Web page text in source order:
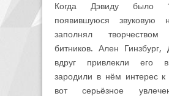
Когда Дэвиду было
появившуюся звуковую
заполнял творчеством
битников. Ален Гинзбург,
вдруг привлекли его
зародили в нём интерес
вот серьёзное